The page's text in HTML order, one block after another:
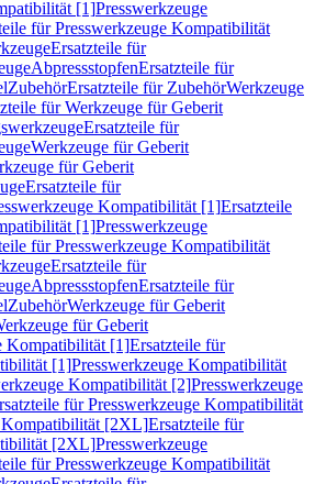
[1]Presswerkzeuge
für Presswerkzeuge Kompatibilität
Ersatzteile für
AbpressstopfenErsatzteile für
ZubehörErsatzteile für ZubehörWerkzeuge
für Werkzeuge für Geberit
Ersatzteile für
Werkzeuge für Geberit
für Geberit
Ersatzteile für
Kompatibilität [1]Ersatzteile
[1]Presswerkzeuge
für Presswerkzeuge Kompatibilität
Ersatzteile für
AbpressstopfenErsatzteile für
ZubehörWerkzeuge für Geberit
für Geberit
Kompatibilität [1]Ersatzteile für
[1]Presswerkzeuge Kompatibilität
Kompatibilität [2]Presswerkzeuge
für Presswerkzeuge Kompatibilität
Kompatibilität [2XL]Ersatzteile für
[2XL]Presswerkzeuge
für Presswerkzeuge Kompatibilität